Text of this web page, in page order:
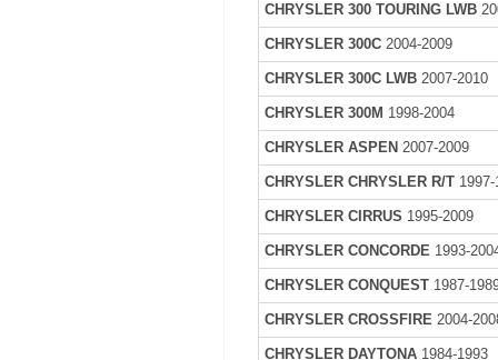
CHRYSLER 300 TOURING LWB
CHRYSLER 300C 2004-2009
CHRYSLER 300C LWB 2007-2010
CHRYSLER 300M 1998-2004
CHRYSLER ASPEN2007-2009
CHRYSLER CHRYSLER R/T
CHRYSLER CIRRUS 1995-2009
CHRYSLER CONCORDE 1993-
CHRYSLER CONQUEST 1987-
CHRYSLER CROSSFIRE2004-
CHRYSLER DAYTONA 1984-1993